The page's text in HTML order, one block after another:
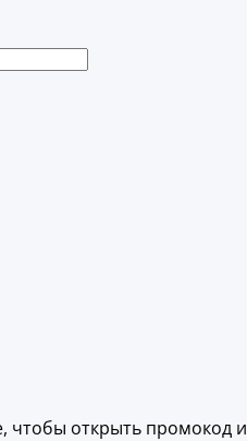
чтобы открыть промокод и